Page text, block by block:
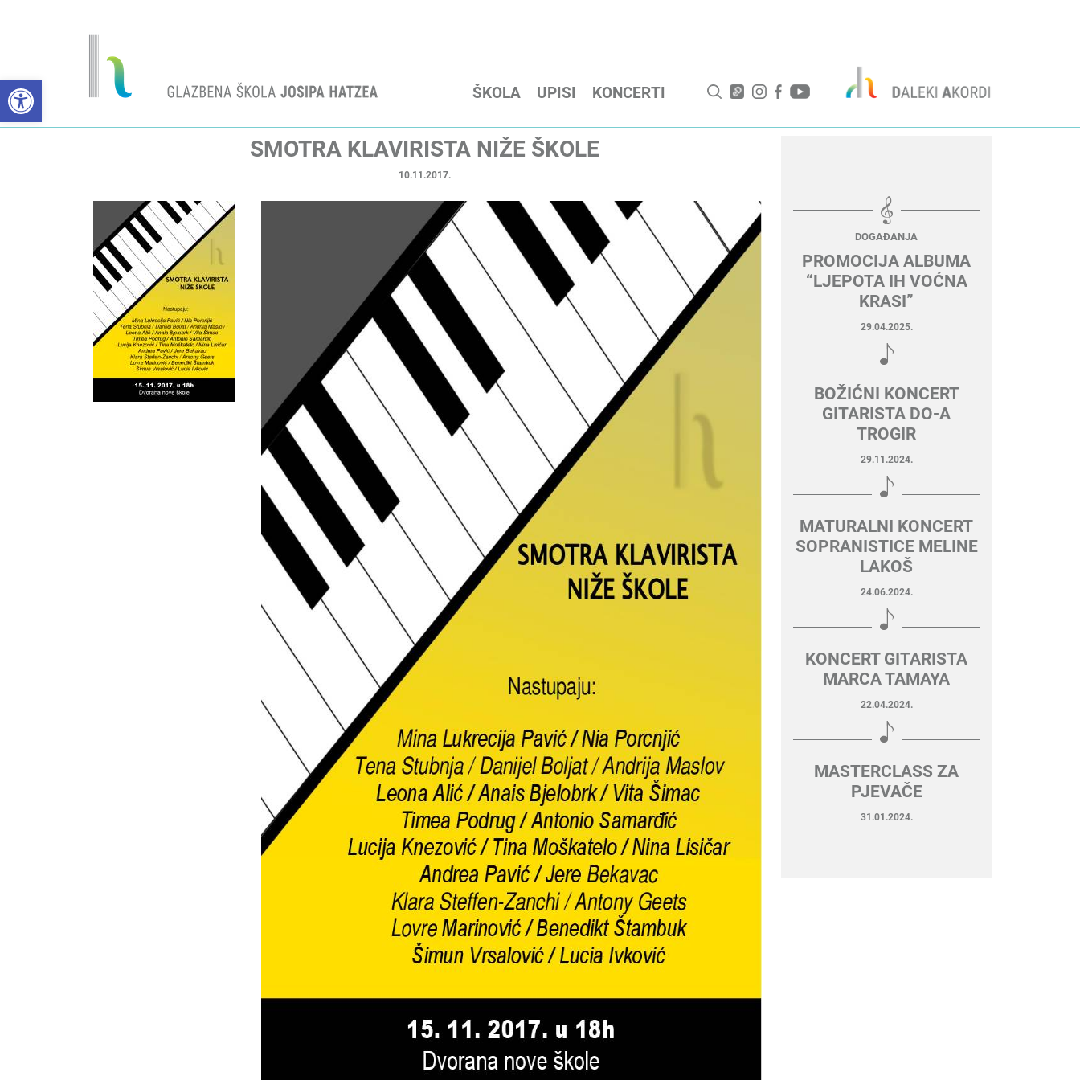
Open toolbar ŠKOLA UPISI KONCERTI
SMOTRA KLAVIRISTA NIŽE ŠKOLE
10.11.2017.
DOGAĐANJA
PROMOCIJA ALBUMA
“LJEPOTA IH VOĆNA
KRASI”
29.04.2025.
BOŽIĆNI KONCERT
GITARISTA DO-A
TROGIR
29.11.2024.
MATURALNI KONCERT
SOPRANISTICE MELINE
LAKOŠ
24.06.2024.
KONCERT GITARISTA
MARCA TAMAYA
22.04.2024.
MASTERCLASS ZA
PJEVAČE
31.01.2024.